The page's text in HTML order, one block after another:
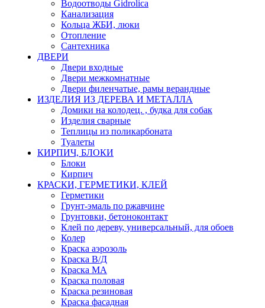
Водоотводы Gidrolica
Канализация
Кольца ЖБИ, люки
Отопление
Сантехника
ДВЕРИ
Двери входные
Двери межкомнатные
Двери филенчатые, рамы верандные
ИЗДЕЛИЯ ИЗ ДЕРЕВА И МЕТАЛЛА
Домики на колодец. , будка для собак
Изделия сварные
Теплицы из поликарбоната
Туалеты
КИРПИЧ, БЛОКИ
Блоки
Кирпич
КРАСКИ, ГЕРМЕТИКИ, КЛЕЙ
Герметики
Грунт-эмаль по ржавчине
Грунтовки, бетоноконтакт
Клей по дереву, универсальный, для обоев
Колер
Краска аэрозоль
Краска В/Д
Краска МА
Краска половая
Краска резиновая
Краска фасадная